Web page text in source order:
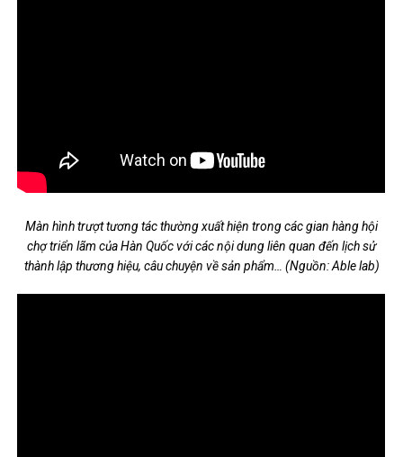
Màn hình trượt tương tác thường xuất hiện trong các gian hàng hội
chợ triển lãm của Hàn Quốc với các nội dung liên quan đến lịch sử
thành lập thương hiệu, câu chuyện về sản phẩm… (Nguồn: Able lab)